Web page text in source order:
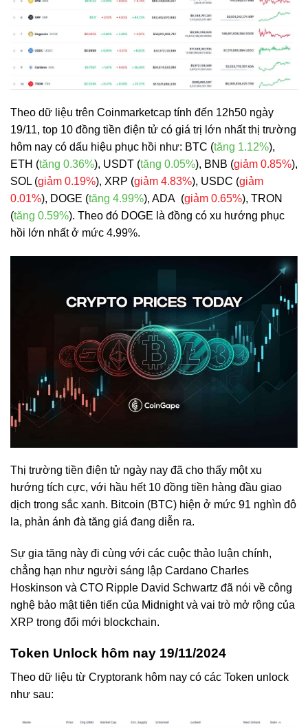
Theo dữ liệu trên Coinmarketcap tính đến 12h50 ngày
19/11, top 10 đồng tiền điện tử có giá trị lớn nhất thị trường
hôm nay có dấu hiệu phục hồi như: BTC (tăng 1.12%),
ETH (tăng 0.36%), USDT (tăng 0.05%), BNB (giảm 0.85%),
SOL (giảm 0.19%), XRP (giảm 4.83%), USDC (giảm
0.01%), DOGE (tăng 4.99%), ADA (giảm 0.65%), TRON
(tăng 0.59%). Theo đó DOGE là đồng có xu hướng phục
hồi lớn nhất ở mức 4.99%.
Thị trường tiền điện tử ngày nay đã cho thấy một xu
hướng tích cực, với hầu hết 10 đồng tiền hàng đầu giao
dịch trong sắc xanh. Bitcoin (BTC) hiện ở mức 91 nghìn đô
la, phản ánh đà tăng giá đang diễn ra.
Sự gia tăng này đi cùng với các cuộc thảo luận chính,
chẳng hạn như người sáng lập Cardano Charles
Hoskinson và CTO Ripple David Schwartz đã nói về công
nghệ bảo mật tiên tiến của Midnight và vai trò mở rộng của
XRP trong đổi mới blockchain.
Token Unlock hôm nay 19/11/2024
Theo dữ liệu từ Cryptorank hôm nay có các Token unlock
như sau: